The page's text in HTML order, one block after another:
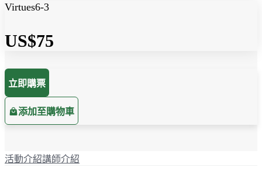
Virtues6-3
US$75
立即購票
添加至購物車
活動介紹講師介紹